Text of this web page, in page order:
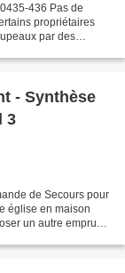
436 Pas de
propriétaires
par des
- Synthèse
3
de Secours pour
église en maison
un autre emprunt